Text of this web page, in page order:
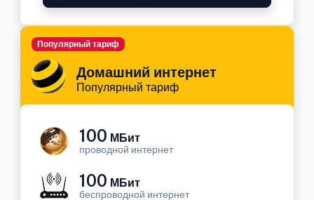
Домашний интернет
Популярный тариф
Популярный тариф
100 МБит
проводной интернет
100 МБит
беспроводной интернет